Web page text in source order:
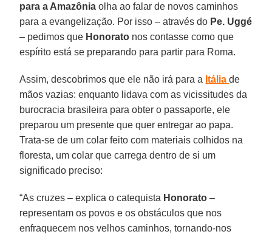
para a Amazônia olha ao falar de novos caminhos
para a evangelização. Por isso – através do Pe. Uggé
– pedimos que Honorato nos contasse como que
espírito está se preparando para partir para Roma.
Assim, descobrimos que ele não irá para a Itália de
mãos vazias: enquanto lidava com as vicissitudes da
burocracia brasileira para obter o passaporte, ele
preparou um presente que quer entregar ao papa.
Trata-se de um colar feito com materiais colhidos na
floresta, um colar que carrega dentro de si um
significado preciso:
“As cruzes – explica o catequista Honorato –
representam os povos e os obstáculos que nos
enfraquecem nos velhos caminhos, tornando-nos